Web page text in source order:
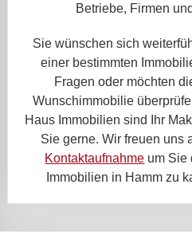
Betriebe, Firmen
Sie wünschen sich
einer bestimmten
Fragen oder möchten
Wunschimmobilie
Haus Immobilien sind Ihr
Sie gerne. Wir freuen uns
Kontaktaufnahme um Sie
Immobilien in Hamm zu